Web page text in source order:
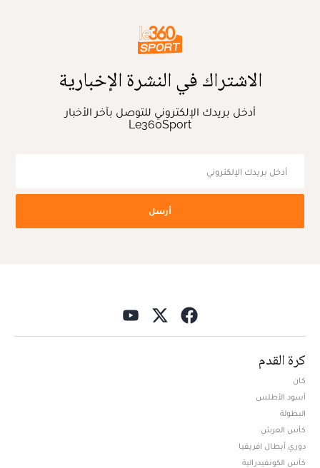
الاشتراك في النشرة الإخبارية
أدخل بريدك الإلكتروني للتوصل بآخر الأخبار
Le360Sport
أرسل
كرة القدم
كان
أسود الأطلس
البطولة
كأس العرش
دوري أبطال افريقيا
كأس الكونفيدرالية